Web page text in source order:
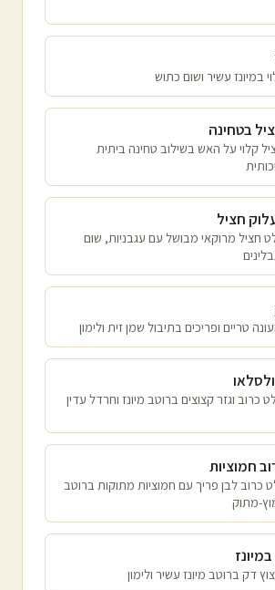
במיונז עשיר ושום כתוש
בטחינה
קלוי על האש בשילוב טחינה ביתית
חציל
חציל מרוקאי מבושל עם עגבניות, שום
טריים ופריכים בתיבול שמן זית ולימון
כרוב וגזר קצוצים ברוטב מיונז וחרדל עדין
חמוציות
כרוב לבן פריך עם חמוציות מתוקות ברוטב
מתוק
דק ברוטב מיונז עשיר ולימון